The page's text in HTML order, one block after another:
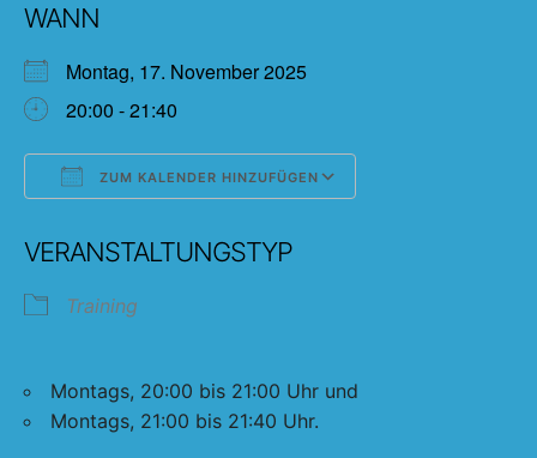
WANN
Montag, 17. November 2025
20:00 - 21:40
ZUM KALENDER HINZUFÜGEN
VERANSTALTUNGSTYP
Training
Montags, 20:00 bis 21:00 Uhr und
Montags, 21:00 bis 21:40 Uhr.